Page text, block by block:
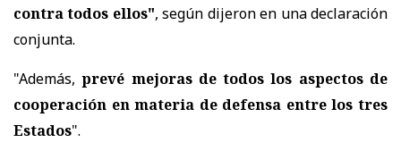
contra todos ellos", según dijeron en una declaración
conjunta.
"Además,prevé mejoras de todos los aspectos de
cooperación en materia de defensa entre los tres
Estados".